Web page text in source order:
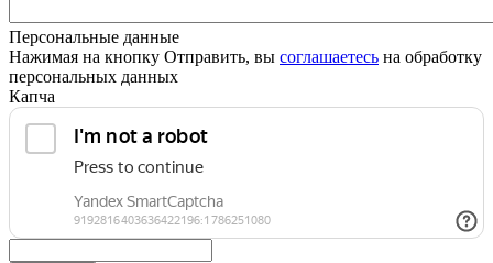
Персональные данные
Нажимая на кнопку Отправить, вы соглашаетесь на обработку
персональных данных
Капча